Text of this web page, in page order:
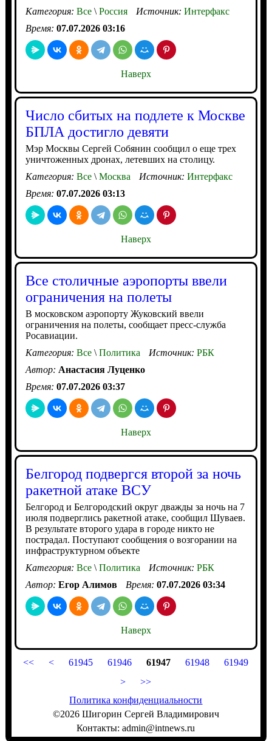
Категория: Все\Россия Источник: Интерфакс
Время: 07.07.2026 03:16
Наверх
Число сбитых на подлете к Москве
БПЛА достигло девяти
Мэр Москвы Сергей Собянин сообщил о еще трех
уничтоженных дронах, летевших на столицу.
Категория: Все\Москва Источник: Интерфакс
Время: 07.07.2026 03:13
Наверх
Все столичные аэропорты ввели
ограничения на полеты
В московском аэропорту Жуковский ввели
ограничения на полеты, сообщает пресс-служба
Росавиации.
Категория: Все\Политика Источник: РБК
Автор: Анастасия Луценко
Время: 07.07.2026 03:37
Наверх
Белгород подвергся второй за ночь
ракетной атаке ВСУ
Белгород и Белгородский округ дважды за ночь на 7
июля подверглись ракетной атаке, сообщил Шуваев.
В результате второго удара в городе никто не
пострадал. Поступают сообщения о возгорании на
инфраструктурном объекте
Категория: Все\Политика Источник: РБК
Автор: Егор Алимов Время: 07.07.2026 03:34
Наверх
<< < 61945 61946 61947 61948
61949
>
>>
Политика конфиденциальности
©2026 Шигорин Сергей Владимирович
Контакты: admin@intnews.ru